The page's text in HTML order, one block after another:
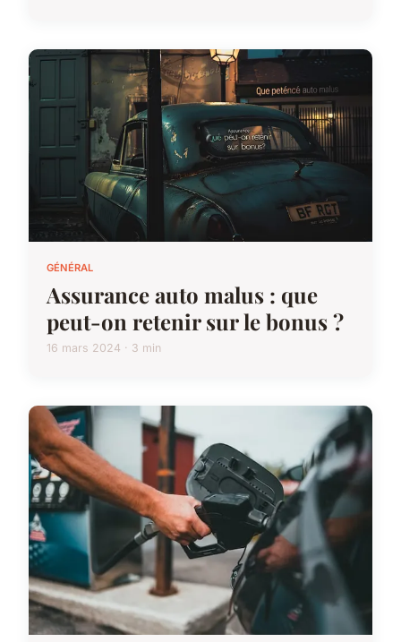
GÉNÉRAL
Assurance auto malus : que
peut-on retenir sur le bonus ?
16 mars 2024 · 3 min